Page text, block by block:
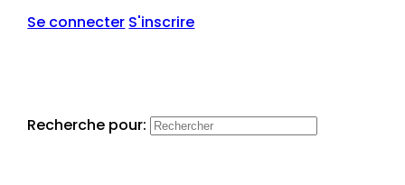
Se connecter S'inscrire
Recherche pour: